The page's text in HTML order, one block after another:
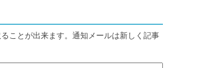
ことが出来ます。通知メールは新しく記事